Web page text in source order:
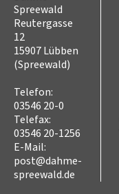
Spreewald
Reutergasse
12
15907 Lübben
(Spreewald)
Telefon:
03546 20-0
Telefax:
03546 20-1256
E-Mail:
post@dahme-
spreewald.de